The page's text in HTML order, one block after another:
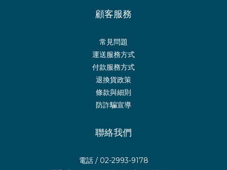
顧客服務
常見問題
運送服務方式
付款服務方式
退換貨政策
條款與細則
防詐騙宣導
聯絡我們
電話 / 02-2993-9178